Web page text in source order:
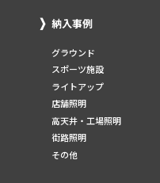
納入事例
グラウンド
スポーツ施設
ライトアップ
店舗照明
高天井・工場照明
街路照明
その他